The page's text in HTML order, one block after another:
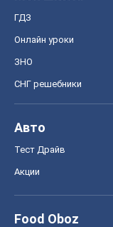
ГДЗ
Онлайн уроки
ЗНО
СНГ решебники
Авто
Тест Драйв
Акции
Food Oboz